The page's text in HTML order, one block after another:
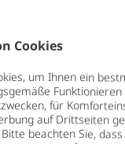
Cookies
um Ihnen ein
für
auf Drittseiten
beachten Sie,
Im Tal liegt das alte